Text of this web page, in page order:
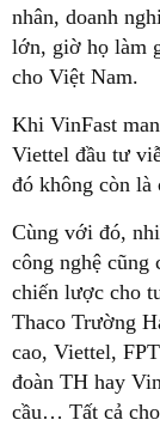
nhân, doanh
lớn, giờ họ làm
cho Việt Nam.
Khi VinFast
Viettel đầu tư
đó không còn là
Cùng với đó,
công nghệ cũng
chiến lược cho
Thaco Trường
cao, Viettel,
đoàn TH hay
cầu… Tất cả